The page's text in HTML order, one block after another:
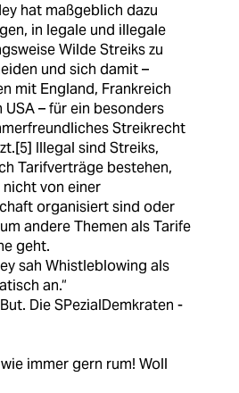
hat maßgeblich dazu
in legale und illegale
Wilde Streiks zu
und sich damit –
mit England, Frankreich
USA – für ein besonders
Streikrecht
Illegal sind Streiks,
Tarifverträge bestehen,
nicht von einer
organisiert sind oder
andere Themen als Tarife
geht.
sah Whistleblowing als
an.“
Die SPezialDemkraten -
immer gern rum! Woll